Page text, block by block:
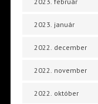
2023. január
2022. december
2022. november
2022. október